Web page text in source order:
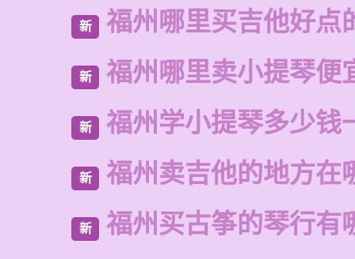
新 福州哪里买吉他好点
新 福州哪里卖小提琴便
新 福州学小提琴多少钱
新 福州卖吉他的地方在
新 福州买古筝的琴行有